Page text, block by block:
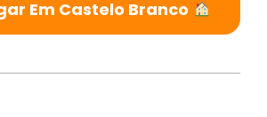
Em Castelo Branco